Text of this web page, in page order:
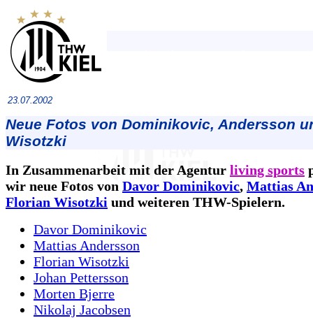
23.07.2002
Neue Fotos von Dominikovic, Andersson
Wisotzki
In Zusammenarbeit mit der Agentur living sports
wir neue Fotos von Davor Dominikovic, Mattias
Florian Wisotzki und weiteren THW-Spielern.
Davor Dominikovic
Mattias Andersson
Florian Wisotzki
Johan Pettersson
Morten Bjerre
Nikolaj Jacobsen